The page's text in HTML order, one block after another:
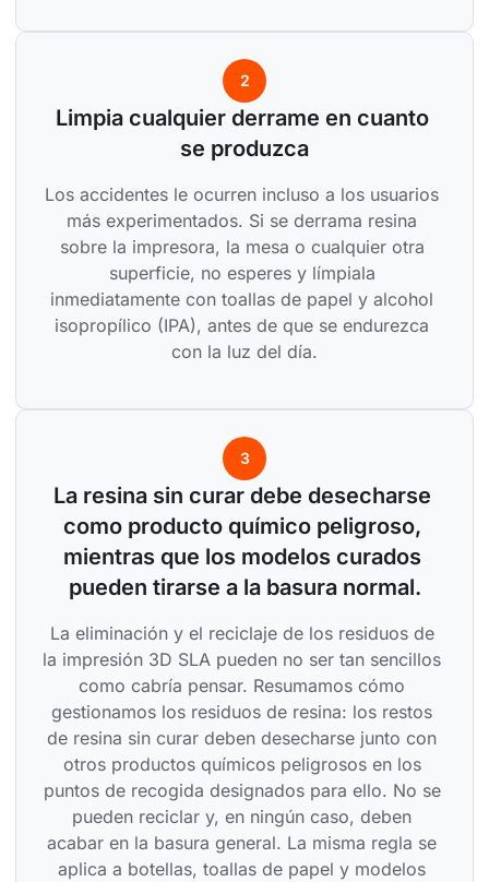
2
Limpia cualquier derrame en cuanto
se produzca
Los accidentes le ocurren incluso a los usuarios
más experimentados. Si se derrama resina
sobre la impresora, la mesa o cualquier otra
superficie, no esperes y límpiala
inmediatamente con toallas de papel y alcohol
isopropílico (IPA), antes de que se endurezca
con la luz del día.
3
La resina sin curar debe desecharse
como producto químico peligroso,
mientras que los modelos curados
pueden tirarse a la basura normal.
La eliminación y el reciclaje de los residuos de
la impresión 3D SLA pueden no ser tan sencillos
como cabría pensar. Resumamos cómo
gestionamos los residuos de resina: los restos
de resina sin curar deben desecharse junto con
otros productos químicos peligrosos en los
puntos de recogida designados para ello. No se
pueden reciclar y, en ningún caso, deben
acabar en la basura general. La misma regla se
aplica a botellas, toallas de papel y modelos